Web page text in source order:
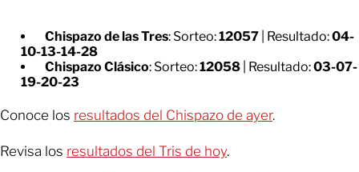
Chispazo de las Tres: Sorteo:12057 | Resultado:04-
10-13-14-28
Chispazo Clásico: Sorteo:12058 | Resultado:03-07-
19-20-23
Conoce los resultados del Chispazo de ayer.
Revisa los resultados del Tris de hoy.